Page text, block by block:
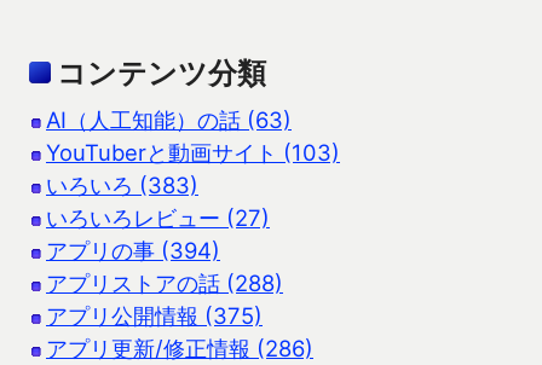
コンテンツ分類
AI（人工知能）の話 (63)
YouTuberと動画サイト (103)
いろいろ (383)
いろいろレビュー (27)
アプリの事 (394)
アプリストアの話 (288)
アプリ公開情報 (375)
アプリ更新/修正情報 (286)